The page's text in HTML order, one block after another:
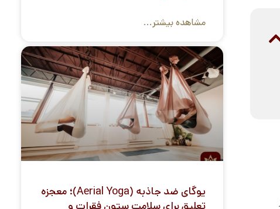
مشاهده بیشتر...
یوگای ضد جاذبه (Aerial Yoga)؛ معجزه